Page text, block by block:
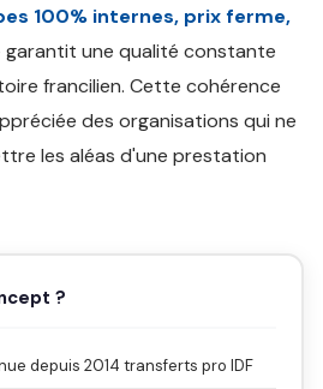
100% internes, prix ferme,
une qualité constante
francilien. Cette cohérence
des organisations qui ne
les aléas d'une prestation
?
depuis 2014 transferts pro IDF